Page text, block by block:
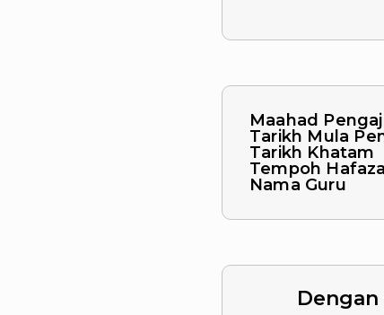
Maahad
Tarikh Mula
Tarikh Khatam
Tempoh
Nama Guru